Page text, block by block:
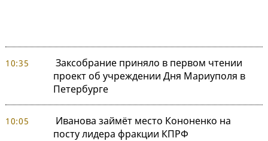
10:35
Заксобрание приняло в первом чтении
проект об учреждении Дня Мариуполя в
Петербурге
10:05
Иванова займёт место Кононенко на
посту лидера фракции КПРФ